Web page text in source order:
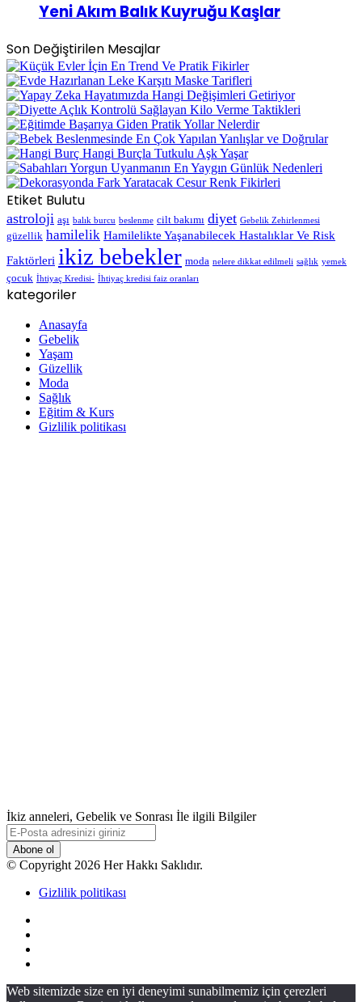
Yeni Akım Balık Kuyruğu Kaşlar
Son Değiştirilen Mesajlar
Etiket Bulutu
astroloji aşı balık burcu beslenme cilt bakımı diyet Gebelik Zehirlenmesi
güzellik hamilelik Hamilelikte Yaşanabilecek Hastalıklar Ve Risk
Faktörleri ikiz bebekler moda nelere dikkat edilmeli sağlık yemek
çocuk İhtiyaç Kredisi- İhtiyaç kredisi faiz oranları
kategoriler
Anasayfa
Gebelik
Yaşam
Güzellik
Moda
Sağlık
Eğitim & Kurs
Gizlilik politikası
İkiz anneleri, Gebelik ve Sonrası İle ilgili Bilgiler
E-
Posta
adresinizi
giriniz
© Copyright 2026 Her Hakkı Saklıdır.
Gizlilik politikası
Başa
Web sitemizde size en iyi deneyimi sunabilmemiz için çerezleri